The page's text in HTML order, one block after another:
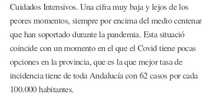
Cuidados Intensivos. Una cifra muy baja y lejos de los
peores momentos, siempre por encima del medio centenar
que han soportado durante la pandemia. Esta situació
coincide con un momento en el que el Covid tiene pocas
opciones en la provincia, que es la que mejor tasa de
incidencia tiene de toda Andalucía con 62 casos por cada
100.000 habitantes.